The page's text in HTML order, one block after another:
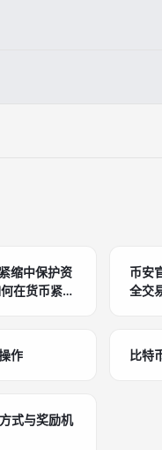
）；2.铸造后自动分发；
如注册/状态审核）。无
缩中保护资
币安
全交
作 比特
式与奖励机